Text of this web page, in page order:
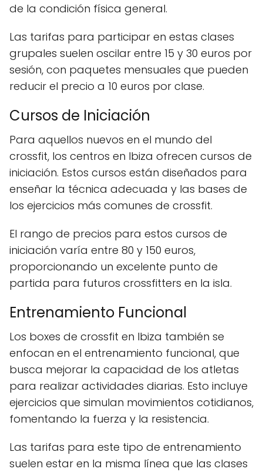
de la condición física general.
Las tarifas para participar en estas clases
grupales suelen oscilar entre 15 y 30 euros por
sesión, con paquetes mensuales que pueden
reducir el precio a 10 euros por clase.
Cursos de Iniciación
Para aquellos nuevos en el mundo del
crossfit, los centros en Ibiza ofrecen cursos de
iniciación. Estos cursos están diseñados para
enseñar la técnica adecuada y las bases de
los ejercicios más comunes de crossfit.
El rango de precios para estos cursos de
iniciación varía entre 80 y 150 euros,
proporcionando un excelente punto de
partida para futuros crossfitters en la isla.
Entrenamiento Funcional
Los boxes de crossfit en Ibiza también se
enfocan en el entrenamiento funcional, que
busca mejorar la capacidad de los atletas
para realizar actividades diarias. Esto incluye
ejercicios que simulan movimientos cotidianos,
fomentando la fuerza y la resistencia.
Las tarifas para este tipo de entrenamiento
suelen estar en la misma línea que las clases